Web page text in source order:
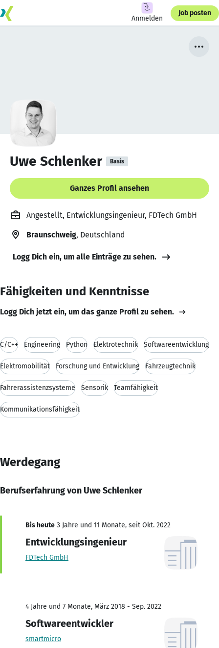
Anmelden
Job posten
Uwe Schlenker Basis
Ganzes Profil ansehen
Angestellt, Entwicklungsingenieur, FDTech GmbH
Braunschweig, Deutschland
Logg Dich ein, um alle Einträge zu sehen.
Fähigkeiten und Kenntnisse
Logg Dich jetzt ein, um das ganze Profil zu sehen.
C/C++ Engineering Python Elektrotechnik Softwareentwicklung
Elektromobilität Forschung und Entwicklung Fahrzeugtechnik
Fahrerassistenzsysteme Sensorik Teamfähigkeit
Kommunikationsfähigkeit
Werdegang
Berufserfahrung von Uwe Schlenker
Bis heute 3 Jahre und 11 Monate, seit Okt. 2022
Entwicklungsingenieur
FDTech GmbH
4 Jahre und 7 Monate, März 2018 - Sep. 2022
Softwareentwickler
smartmicro